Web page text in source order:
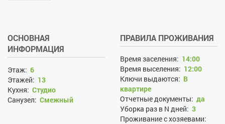
ОСНОВНАЯ
ИНФОРМАЦИЯ
Этаж: 6
Этажей: 13
Кухня: Студио
Санузел: Смежный
ПРАВИЛА ПРОЖИВАНИЯ
Время заселения: 14:00
Время выселения: 12:00
Ключи выдаются: В
квартире
Отчетные документы: да
Уборка раз в N дней: 3
Проживание с хозяевами: